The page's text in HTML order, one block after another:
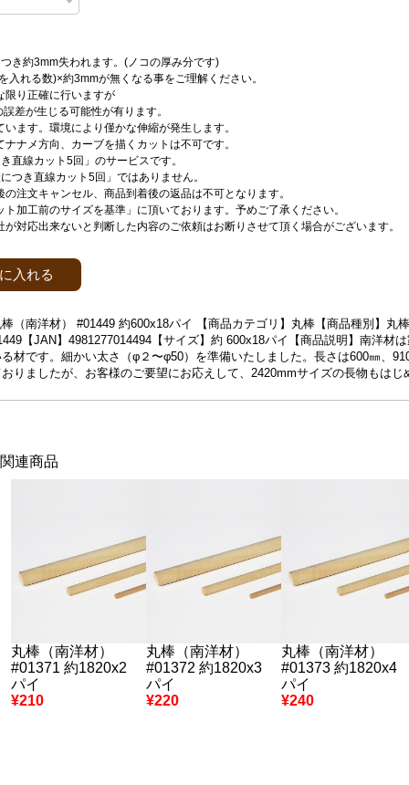
き約3mm失われます。(ノコの厚み分です)
入れる数)×約3mmが無くなる事をご理解ください。
限り正確に行いますが
差が生じる可能性が有ります。
います。環境により僅かな伸縮が発生します。
ナナメ方向、カーブを描くカットは不可です。
直線カット5回」のサービスです。
つき直線カット5回」ではありません。
の注文キャンセル、商品到着後の返品は不可となります。
ト加工前のサイズを基準」に頂いております。予めご了承ください。
が対応出来ないと判断した内容のご依頼はお断りさせて頂く場合がございます。
入れる
（南洋材） #01449 約600x18パイ 【商品カテゴリ】丸棒【商品種別】丸
【JAN】4981277014494【サイズ】約 600x18パイ【商品説明】南洋材
材です。細かい太さ（φ２〜φ50）を準備いたしました。長さは600㎜、
りましたが、お客様のご要望にお応えして、2420mmサイズの長物もはじ
関連商品
丸棒（南洋材）
#01371 約1820x2
パイ
¥210
丸棒（南洋材）
#01372 約1820x3
パイ
¥220
丸棒（南洋材）
#01373 約1820x4
パイ
¥240